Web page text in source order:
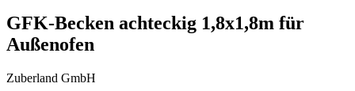
GFK-Becken achteckig 1,8x1,8m für
Außenofen
Zuberland GmbH